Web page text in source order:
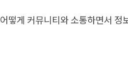
떻게 커뮤니티와 소통하면서 정